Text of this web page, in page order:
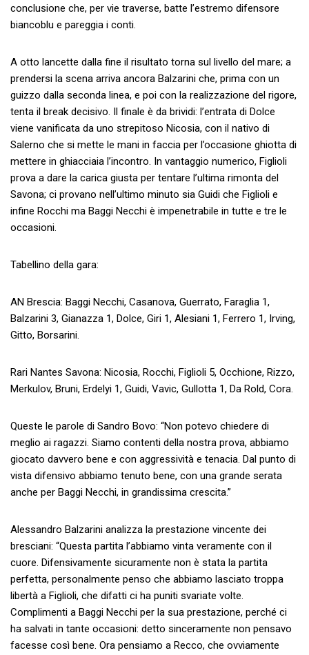
conclusione che, per vie traverse, batte l’estremo difensore
biancoblu e pareggia i conti.
A otto lancette dalla fine il risultato torna sul livello del mare; a
prendersi la scena arriva ancora Balzarini che, prima con un
guizzo dalla seconda linea, e poi con la realizzazione del rigore,
tenta il break decisivo. Il finale è da brividi: l’entrata di Dolce
viene vanificata da uno strepitoso Nicosia, con il nativo di
Salerno che si mette le mani in faccia per l’occasione ghiotta di
mettere in ghiacciaia l’incontro. In vantaggio numerico, Figlioli
prova a dare la carica giusta per tentare l’ultima rimonta del
Savona; ci provano nell’ultimo minuto sia Guidi che Figlioli e
infine Rocchi ma Baggi Necchi è impenetrabile in tutte e tre le
occasioni.
Tabellino della gara:
AN Brescia: Baggi Necchi, Casanova, Guerrato, Faraglia 1,
Balzarini 3, Gianazza 1, Dolce, Giri 1, Alesiani 1, Ferrero 1, Irving,
Gitto, Borsarini.
Rari Nantes Savona: Nicosia, Rocchi, Figlioli 5, Occhione, Rizzo,
Merkulov, Bruni, Erdelyi 1, Guidi, Vavic, Gullotta 1, Da Rold, Cora.
Queste le parole di Sandro Bovo: “Non potevo chiedere di
meglio ai ragazzi. Siamo contenti della nostra prova, abbiamo
giocato davvero bene e con aggressività e tenacia. Dal punto di
vista difensivo abbiamo tenuto bene, con una grande serata
anche per Baggi Necchi, in grandissima crescita.”
Alessandro Balzarini analizza la prestazione vincente dei
bresciani: “Questa partita l’abbiamo vinta veramente con il
cuore. Difensivamente sicuramente non è stata la partita
perfetta, personalmente penso che abbiamo lasciato troppa
libertà a Figlioli, che difatti ci ha puniti svariate volte.
Complimenti a Baggi Necchi per la sua prestazione, perché ci
ha salvati in tante occasioni: detto sinceramente non pensavo
facesse così bene. Ora pensiamo a Recco, che ovviamente